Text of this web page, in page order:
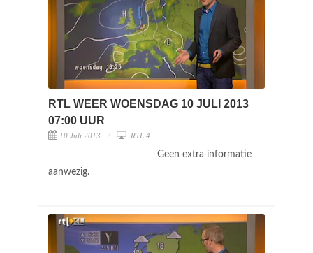
RTL WEER WOENSDAG 10 JULI 2013
07:00 UUR
10 Juli 2013 RTL 4
Geen extra informatie
aanwezig.